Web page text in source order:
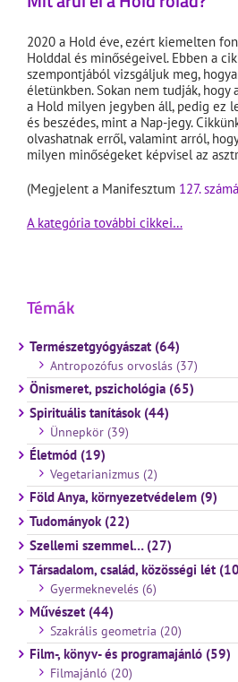
2020 a Hold éve, ezért kiemelten
Holddal és minőségeivel. Ebben a
szempontjából vizsgáljuk meg,
életünkben. Sokan nem tudják,
a Hold milyen jegyben áll, pedig ez
és beszédes, mint a Nap-jegy.
olvashatnak erről, valamint arról,
milyen minőségeket képvisel az
(Megjelent a Manifesztum 127.
A kategória további cikkei…
Témák
Természetgyógyászat (64)
Antropozófus orvoslás (37)
Önismeret, pszichológia (65)
Spirituális tanítások (44)
Ünnepkör (39)
Életmód (19)
Vegetarianizmus (2)
Föld Anya, környezetvédelem (9)
Tudományok (22)
Szellemi szemmel… (27)
Társadalom, család, közösségi lét
Gyermeknevelés (6)
Művészet (44)
Szakrális geometria (20)
Film-, könyv- és programajánló (59)
Filmajánló (20)